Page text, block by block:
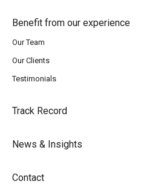
Benefit from our experience
Our Team
Our Clients
Testimonials
Track Record
News & Insights
Contact